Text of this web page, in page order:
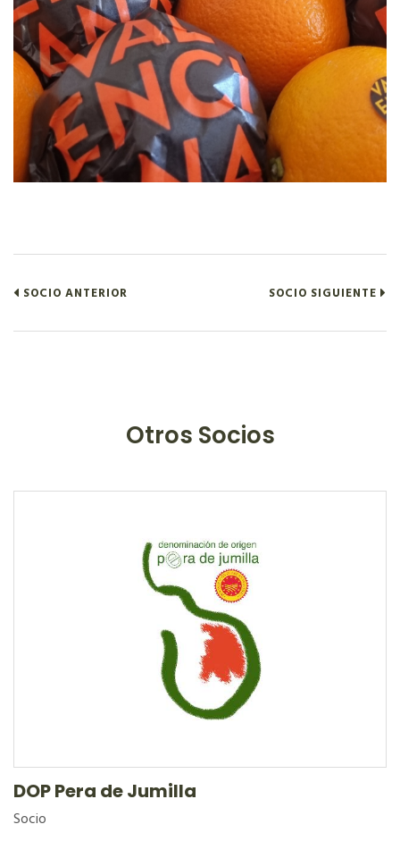
SOCIO ANTERIOR SOCIO SIGUIENTE
Otros Socios
DOP Pera de Jumilla
Socio